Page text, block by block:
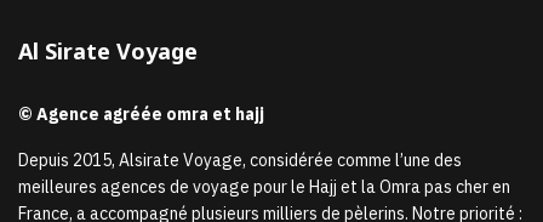
Al Sirate Voyage
© Agence agréée omra et hajj
Depuis 2015, Alsirate Voyage, considérée comme l’une des
meilleures agences de voyage pour le Hajj et la Omra pas cher en
France, a accompagné plusieurs milliers de pèlerins. Notre priorité :